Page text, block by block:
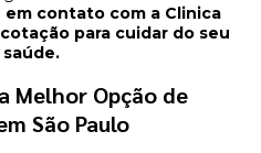
contato com a Clinica
para cuidar do seu
Melhor Opção de
São Paulo